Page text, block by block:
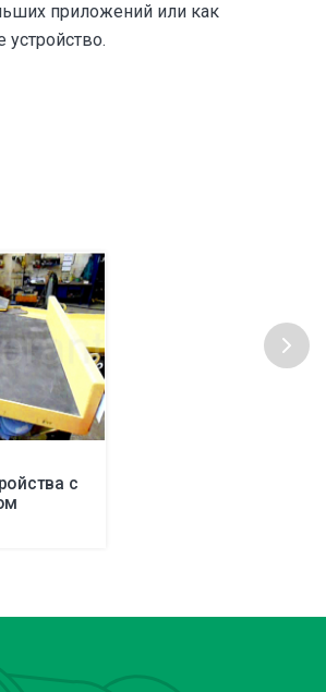
приложений или как
с